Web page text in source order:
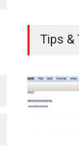
Tips &